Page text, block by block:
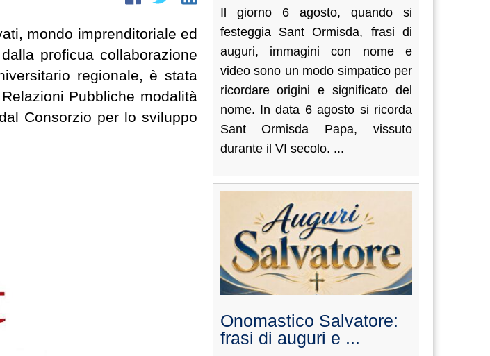
mondo imprenditoriale ed
proficua collaborazione
regionale, è stata
Pubbliche modalità
Consorzio per lo sviluppo
Il giorno 6 agosto, quando si
festeggia Sant Ormisda, frasi di
auguri, immagini con nome e
video sono un modo simpatico per
ricordare origini e significato del
nome. In data 6 agosto si ricorda
Sant Ormisda Papa, vissuto
durante il VI secolo. ...
Onomastico Salvatore:
frasi di auguri e ...